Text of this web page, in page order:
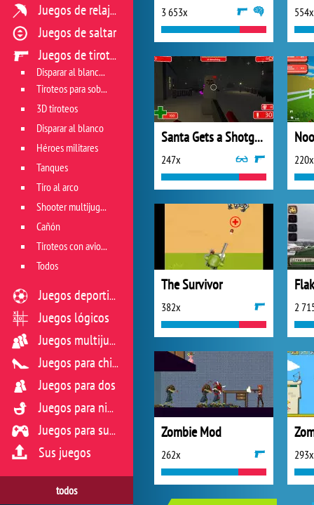
3 653x 554x
Santa Gets a Shotgun 2
247x 220x
The Survivor
382x 2
Zombie Mod
262x 293x
Juegos de relajación
Juegos de saltar
Juegos de tiroteo
Disparar al blanco vivo
Tiroteos para sobrevivir
3D tiroteos
Disparar al blanco
Héroes militares
Tanques
Tiro al arco
Shooter multijugador
Cañón
Tiroteos con aviones
Todos
Juegos deportivos
Juegos lógicos
Juegos multijugador
Juegos para chicas
Juegos para dos
Juegos para niños
Juegos para sus reflejos
Sus juegos
todos